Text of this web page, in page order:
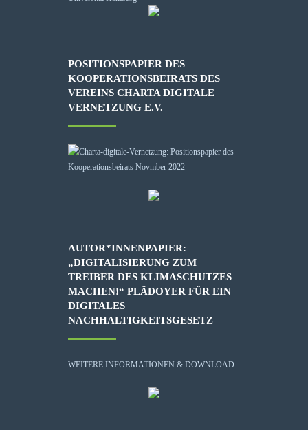
POSITIONSPAPIER DES
KOOPERATIONSBEIRATS DES
VEREINS CHARTA DIGITALE
VERNETZUNG E.V.
AUTOR*INNENPAPIER:
„DIGITALISIERUNG ZUM
TREIBER DES KLIMASCHUTZES
MACHEN!“ PLÄDOYER FÜR EIN
DIGITALES
NACHHALTIGKEITSGESETZ
WEITERE INFORMATIONEN & DOWNLOAD